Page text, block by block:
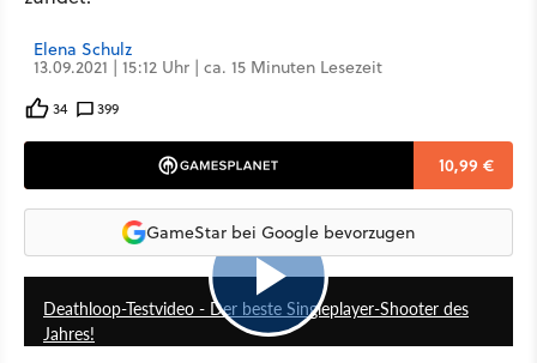
Elena Schulz
13.09.2021 | 15:12 Uhr | ca. 15 Minuten Lesezeit
34 399
10,99 €
GameStar bei Google bevorzugen
14:17
Deathloop-Testvideo - Der beste Singleplayer-Shooter des
Jahres!